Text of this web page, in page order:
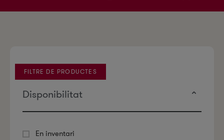
FILTRE DE PRODUCTES
Disponibilitat
En inventari